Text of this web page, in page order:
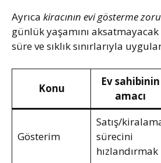
Ayrıca kiracının evi gösterme
günlük yaşamını
süre ve sıklık sınırlarıyla
Konu
Ev sahibinin
amacı
Gösterim
Satış/
sürecini
hızlandırmak